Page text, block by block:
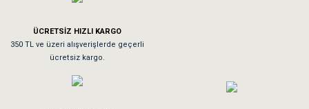
Sa**** On******
ÜCRETSİZ HIZLI KARGO
350 TL ve üzeri alışverişlerde geçerli
ücretsiz kargo.